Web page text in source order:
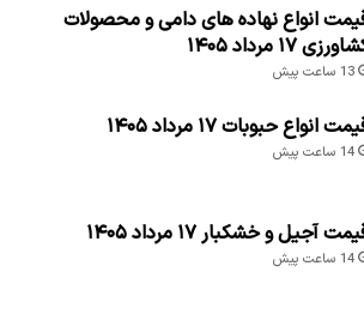
انواع نهاده های دامی و محصولات
۱۷ مرداد ۱۴۰۵
13 ساعت پیش
انواع حبوبات ۱۷ مرداد ۱۴۰۵
14 ساعت پیش
آجیل و خشکبار ۱۷ مرداد ۱۴۰۵
14 ساعت پیش